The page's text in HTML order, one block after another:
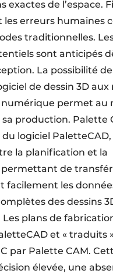
exactes de l’espace.
les erreurs humaines
traditionnelles.
sont anticipés
La possibilité de
de dessin 3D aux
permet au
production. Palette
logiciel
la planification et la
de
facilement les
des dessins
Les plans de
et « traduits
par Palette CAM.
élevée, une